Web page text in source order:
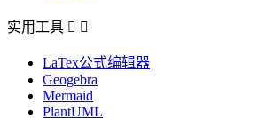
实用工具  
LaTex公式编辑器
Geogebra
Mermaid
PlantUML